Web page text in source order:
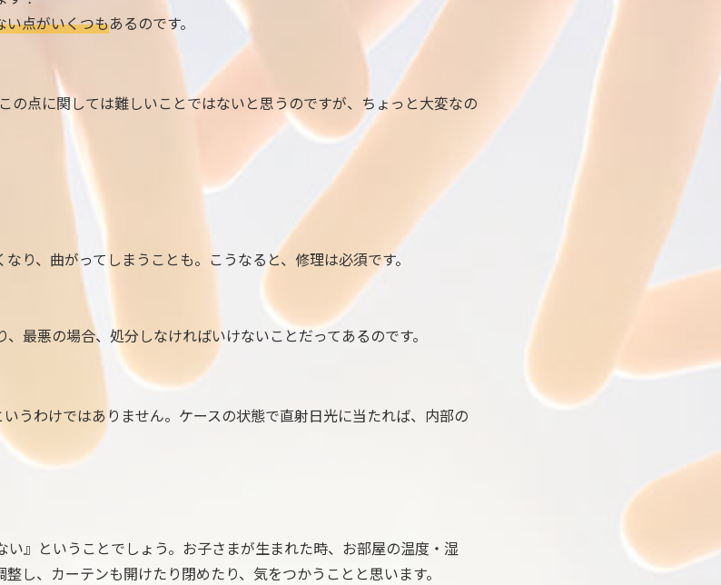
い点がいくつもあるのです。
の点に関しては難しいことではないと思うのですが、ちょっと大変なの
り、曲がってしまうことも。こうなると、修理は必須です。
最悪の場合、処分しなければいけないことだってあるのです。
うわけではありません。ケースの状態で直射日光に当たれば、内部の
』ということでしょう。お子さまが生まれた時、お部屋の温度・湿
し、カーテンも開けたり閉めたり、気をつかうことと思います。